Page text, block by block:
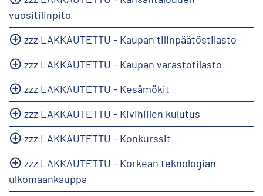
vuositilinpito
zzz LAKKAUTETTU - Kaupan tilinpäätöstilasto
zzz LAKKAUTETTU - Kaupan varastotilasto
zzz LAKKAUTETTU - Kesämökit
zzz LAKKAUTETTU - Kivihiilen kulutus
zzz LAKKAUTETTU - Konkurssit
zzz LAKKAUTETTU - Korkean teknologian
ulkomaankauppa